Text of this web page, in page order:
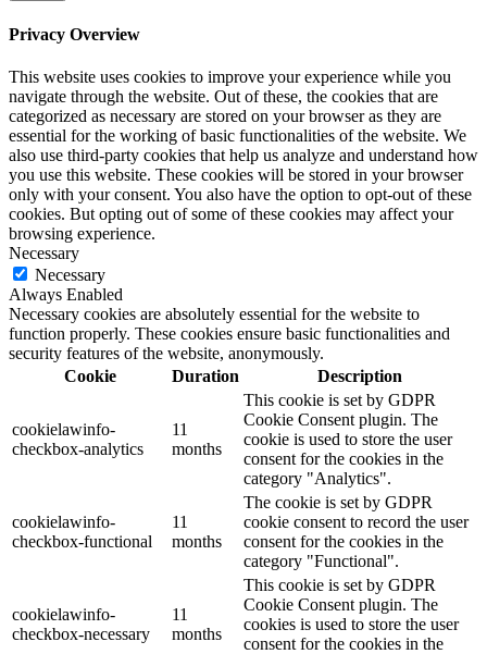
Privacy Overview
This website uses cookies to improve your experience while you
navigate through the website. Out of these, the cookies that are
categorized as necessary are stored on your browser as they are
essential for the working of basic functionalities of the website. We
also use third-party cookies that help us analyze and understand how
you use this website. These cookies will be stored in your browser
only with your consent. You also have the option to opt-out of these
cookies. But opting out of some of these cookies may affect your
browsing experience.
Necessary
Necessary
Always Enabled
Necessary cookies are absolutely essential for the website to
function properly. These cookies ensure basic functionalities and
security features of the website, anonymously.
Cookie
Duration Description
cookielawinfo-
checkbox-analytics
11
months
This cookie is set by GDPR
Cookie Consent plugin. The
cookie is used to store the user
consent for the cookies in the
category "Analytics".
cookielawinfo-
checkbox-functional
11
months
The cookie is set by GDPR
cookie consent to record the user
consent for the cookies in the
category "Functional".
cookielawinfo-
checkbox-necessary
11
months
This cookie is set by GDPR
Cookie Consent plugin. The
cookies is used to store the user
consent for the cookies in the